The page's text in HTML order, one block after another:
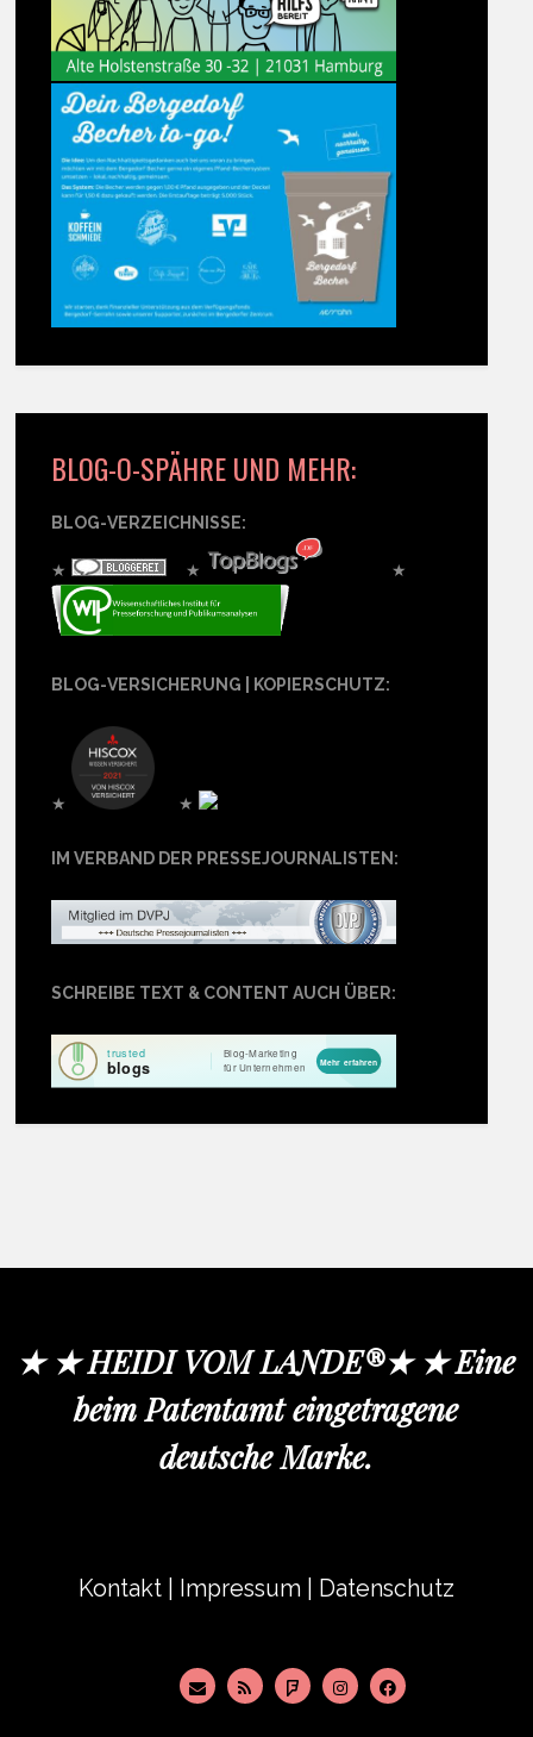
BLOG-O-SPÄHRE UND MEHR:
BLOG-VERZEICHNISSE:
★ ★ ★
BLOG-VERSICHERUNG | KOPIERSCHUTZ:
★ ★
IM VERBAND DER PRESSEJOURNALISTEN:
SCHREIBE TEXT & CONTENT AUCH ÜBER:
★ ★ HEIDI VOM LANDE®★ ★ Eine
beim Patentamt eingetragene
deutsche Marke.
Kontakt Impressum Datenschutz